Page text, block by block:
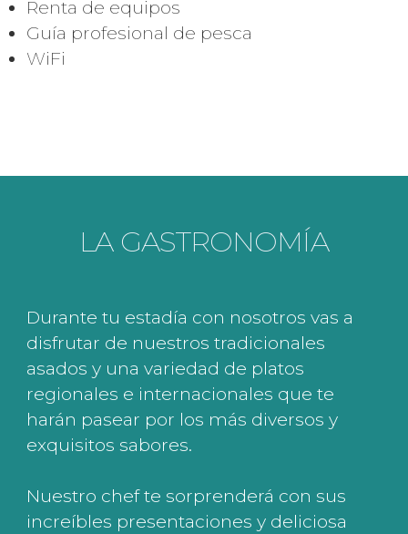
Renta de equipos
Guía profesional de pesca
WiFi
LA GASTRONOMÍA
Durante tu estadía con nosotros vas a
disfrutar de nuestros tradicionales
asados y una variedad de platos
regionales e internacionales que te
harán pasear por los más diversos y
exquisitos sabores.
Nuestro chef te sorprenderá con sus
increíbles presentaciones y deliciosa